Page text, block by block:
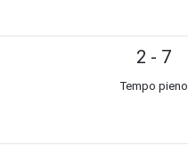
2 - 7
Tempo pieno